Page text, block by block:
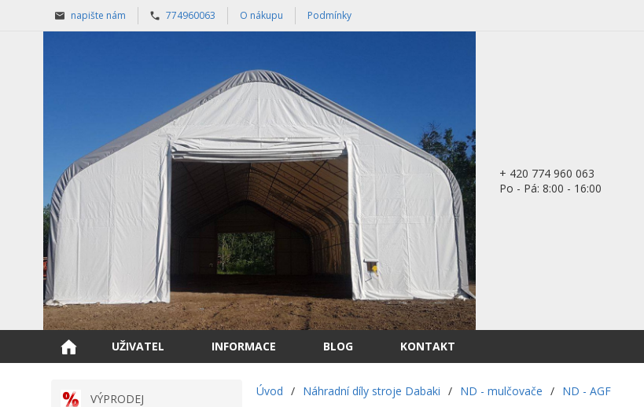
napište nám 774960063 O nákupu Podmínky
+ 420 774 960 063
Po - Pá: 8:00 - 16:00
UŽIVATEL INFORMACE BLOG KONTAKT
VÝPRODEJ
Úvod / Náhradní díly stroje Dabaki / ND - mulčovače / ND - AGF